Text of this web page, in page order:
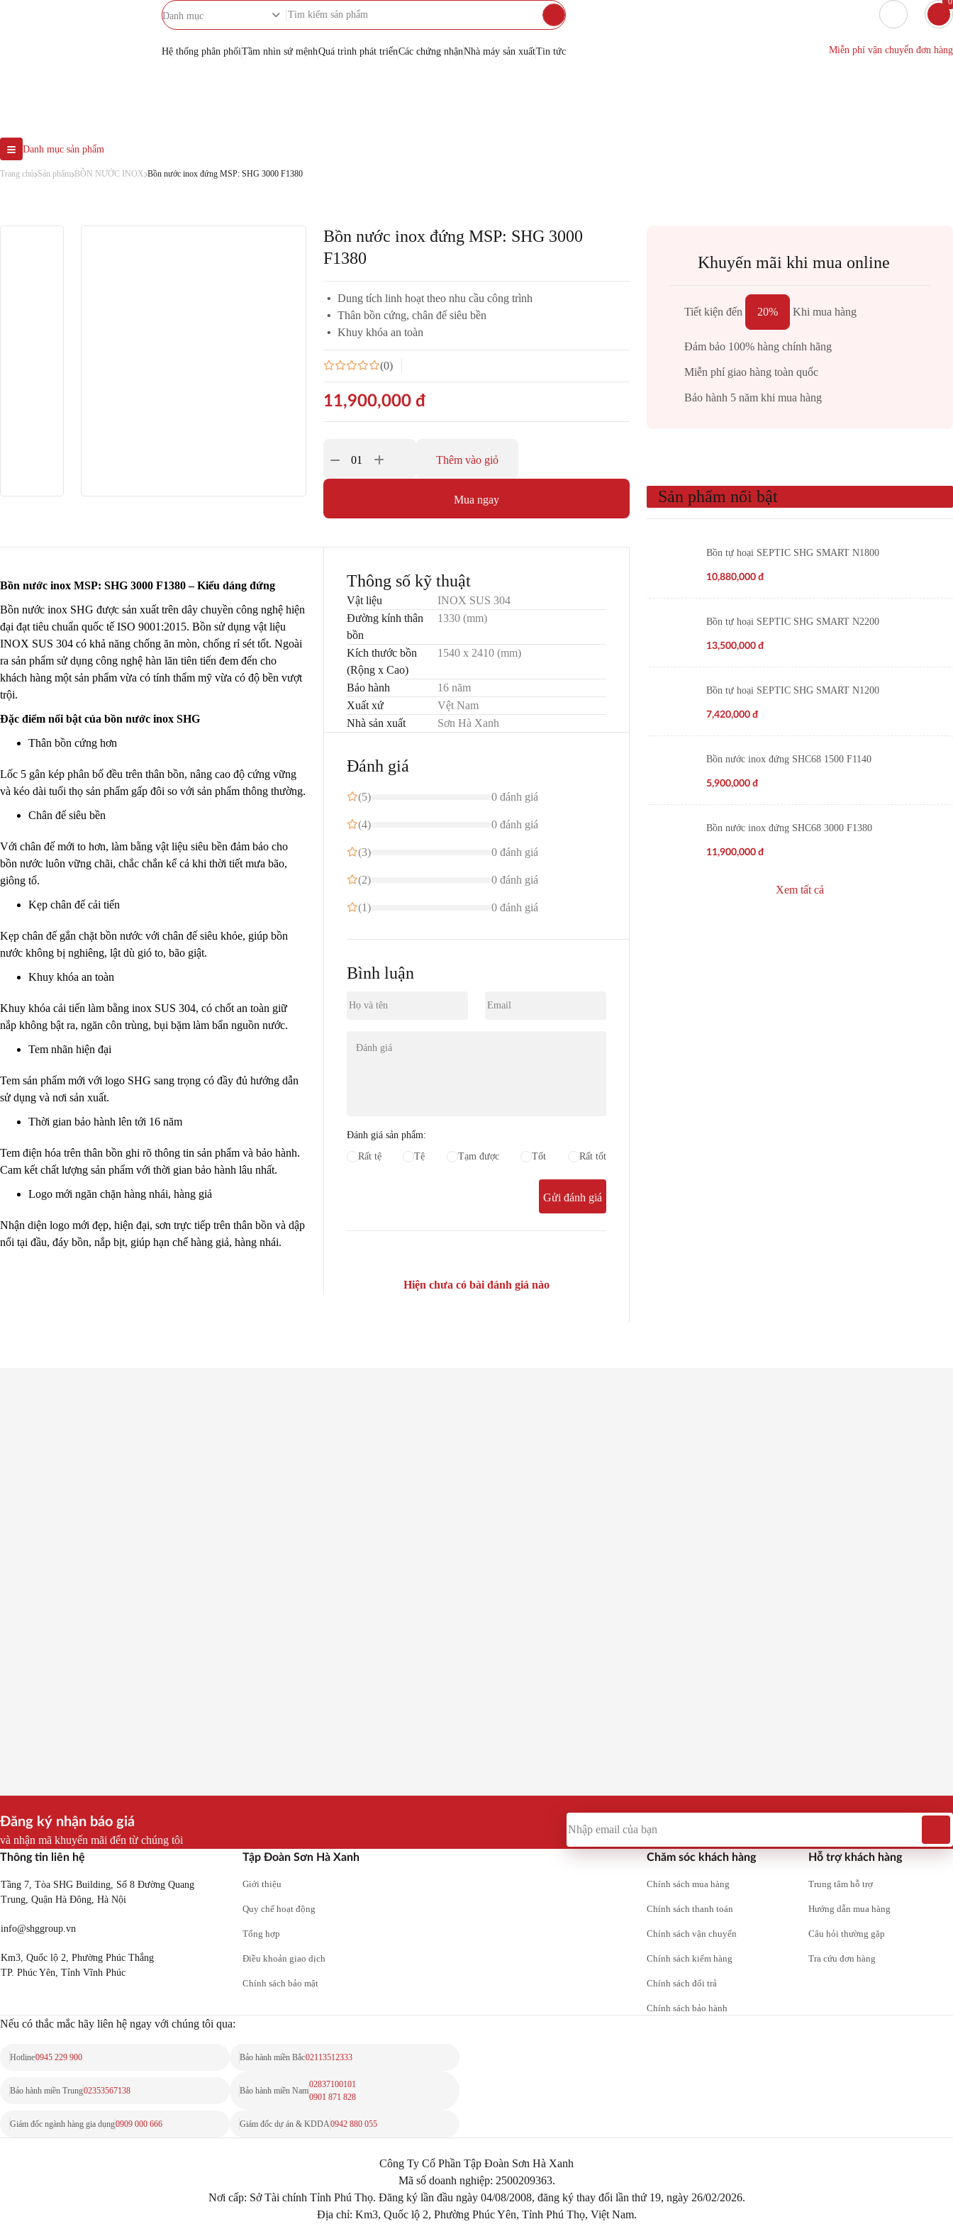
Danh mục sản phẩm
Bồn INOX
SHG GROUP
Dung tích vừa
BỒN NHỰA
Danh mục
Hệ thống phân phốiTầm nhìn sứ mệnhQuá trình phát triểnCác chứng nhậnNhà máy sản xuấtTin tức Miễn phí vận chuyển đơn hàng
Trang chủ Sản phẩm BỒN NƯỚC INOX Bồn nước inox đứng MSP: SHG 3000 F1380
Bồn nước inox đứng MSP: SHG 3000
F1380
Dung tích linh hoạt theo nhu cầu công trình
Thân bồn cứng, chân đế siêu bền
Khuy khóa an toàn
(0)
11,900,000 đ
Thêm vào giỏ
Mua ngay
Bồn nước inox MSP: SHG 3000 F1380 – Kiểu dáng đứng
Bồn nước inox SHG được sản xuất trên dây chuyền công nghệ hiện
đại đạt tiêu chuẩn quốc tế ISO 9001:2015. Bồn sử dụng vật liệu
INOX SUS 304 có khả năng chống ăn mòn, chống rỉ sét tốt. Ngoài
ra sản phẩm sử dụng công nghệ hàn lăn tiên tiến đem đến cho
khách hàng một sản phẩm vừa có tính thẩm mỹ vừa có độ bền vượt
trội.
Đặc điểm nổi bật của bồn nước inox SHG
Thân bồn cứng hơn
Lốc 5 gân kép phân bố đều trên thân bồn, nâng cao độ cứng vững
và kéo dài tuổi thọ sản phẩm gấp đôi so với sản phẩm thông thường.
Chân đế siêu bền
Với chân đế mới to hơn, làm bằng vật liệu siêu bền đảm bảo cho
bồn nước luôn vững chãi, chắc chắn kể cả khi thời tiết mưa bão,
giông tố.
Kẹp chân đế cải tiến
Kẹp chân đế gắn chặt bồn nước với chân đế siêu khỏe, giúp bồn
nước không bị nghiêng, lật dù gió to, bão giật.
Khuy khóa an toàn
Khuy khóa cải tiến làm bằng inox SUS 304, có chốt an toàn giữ
nắp không bật ra, ngăn côn trùng, bụi bặm làm bẩn nguồn nước.
Tem nhãn hiện đại
Tem sản phẩm mới với logo SHG sang trọng có đầy đủ hướng dẫn
sử dụng và nơi sản xuất.
Thời gian bảo hành lên tới 16 năm
Tem điện hóa trên thân bồn ghi rõ thông tin sản phẩm và bảo hành.
Cam kết chất lượng sản phẩm với thời gian bảo hành lâu nhất.
Logo mới ngăn chặn hàng nhái, hàng giả
Nhận diện logo mới đẹp, hiện đại, sơn trực tiếp trên thân bồn và dập
nổi tại đầu, đáy bồn, nắp bịt, giúp hạn chế hàng giả, hàng nhái.
Thông số kỹ thuật
Vật liệu
INOX SUS 304
Đường kính thân
bồn
1330 (mm)
Kích thước bồn
(Rộng x Cao)
1540 x 2410 (mm)
Bảo hành
16 năm
Xuất xứ
Vệt Nam
Nhà sản xuất
Sơn Hà Xanh
Đánh giá
(5) 0 đánh giá
(4) 0 đánh giá
(3) 0 đánh giá
(2) 0 đánh giá
(1) 0 đánh giá
Bình luận
Đánh giá sản phẩm:
Rất tệ
Tệ Tạm được Tốt Rất tốt
Gửi đánh giá
Hiện chưa có bài đánh giá nào
Khuyến mãi khi mua online
Tiết kiện đến 20% Khi mua hàng
Đảm bảo 100% hàng chính hãng
Miễn phí giao hàng toàn quốc
Bảo hành 5 năm khi mua hàng
Sản phẩm nổi bật
Bồn tự hoại SEPTIC SHG SMART N1800
10,880,000 đ
Bồn tự hoại SEPTIC SHG SMART N2200
13,500,000 đ
Bồn tự hoại SEPTIC SHG SMART N1200
7,420,000 đ
Bồn nước inox đứng SHC68 1500 F1140
5,900,000 đ
Bồn nước inox đứng SHC68 3000 F1380
11,900,000 đ
Xem tất cả
Đăng ký nhận báo giá
và nhận mã khuyến mãi đến từ chúng tôi
Thông tin liên hệ
Tầng 7, Tòa SHG Building, Số 8 Đường Quang
Trung, Quận Hà Đông, Hà Nội
info@shggroup.vn
Km3, Quốc lộ 2, Phường Phúc Thắng
TP. Phúc Yên, Tỉnh Vĩnh Phúc
Tập Đoàn Sơn Hà Xanh
Giới thiệu
Quy chế hoạt động
Tổng hợp
Điều khoản giao dịch
Chính sách bảo mật
Chăm sóc khách hàng
Chính sách mua hàng
Chính sách thanh toán
Chính sách vận chuyển
Chính sách kiểm hàng
Chính sách đổi trả
Chính sách bảo hành
Hỗ trợ khách hàng
Trung tâm hỗ trợ
Hướng dẫn mua hàng
Câu hỏi thường gặp
Tra cứu đơn hàng
Nếu có thắc mắc hãy liên hệ ngay với chúng tôi qua:
Hotline0945 229 900 Bảo hành miền Bắc02113512333
Bảo hành miền Trung02353567138 Bảo hành miền Nam
02837100101
0901 871 828
Giám đốc ngành hàng gia dụng0909 000 666 Giám đốc dự án & KDDA0942 880 055
Công Ty Cổ Phần Tập Đoàn Sơn Hà Xanh
Mã số doanh nghiệp: 2500209363.
Nơi cấp: Sở Tài chính Tỉnh Phú Thọ. Đăng ký lần đầu ngày 04/08/2008, đăng ký thay đổi lần thứ 19, ngày 26/02/2026.
Địa chỉ: Km3, Quốc lộ 2, Phường Phúc Yên, Tỉnh Phú Thọ, Việt Nam.